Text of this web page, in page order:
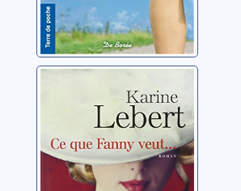
Lebert, Karine